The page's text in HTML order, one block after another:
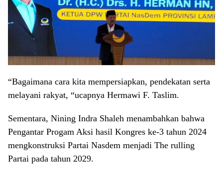
“Bagaimana cara kita mempersiapkan, pendekatan serta
melayani rakyat, “ucapnya Hermawi F. Taslim.
Sementara, Nining Indra Shaleh menambahkan bahwa
Pengantar Progam Aksi hasil Kongres ke-3 tahun 2024
mengkonstruksi Partai Nasdem menjadi The rulling
Partai pada tahun 2029.